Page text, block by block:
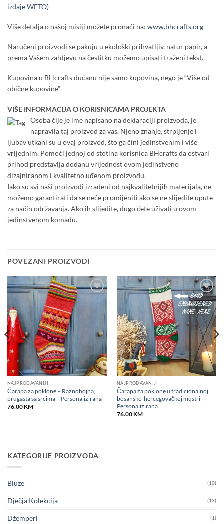
izdaje WFTO)
Više detalja o našoj misiji možete pronaći na: www.bhcrafts.org
Naručeni proizvodi se pakuju u ekološki prihvatljiv, natur papir, a
prema Vašem zahtjevu na čestitku možemo upisati traženi tekst.
Kupovina u BHcrafts dućanu nije samo kupovina, nego je “Više od
obične kupovine”
VIŠE INFORMACIJA O KORISNICAMA PROJEKTA
Osoba čije je ime napisano na deklaraciji proizvoda, je
napravila taj proizvod za vas. Njeno znanje, strpljenje i
ljubav utkani su u ovaj proizvod, što ga čini jedinstvenim i više
vrijednim. Pomoći jednoj od stotina korisnica BHcrafts da ostvari
prihod predstavlja dodanu vrijednost ovom jedinstveno
dizajniranom i kvalitetno uđenom proizvodu.
Iako su svi naši proizvodi izrađeni od najkvalitetnijih materijala, ne
možemo garantirati da se neće promijeniti ako se ne slijedite upute
za način održavanja. Ako ih slijedite, dugo ćete uživati u ovom
jedinstvenom komadu.
POVEZANI PROIZVODI
NAJPRODAVANIJI
Čarapa za poklone – Raznobojna,
prugasta sa srcima – Personalizirana
76.00 KM
Add to
wishlist
NAJPRODAVANIJI
Čarapa za poklone u tradicionalnoj,
bosansko-hercegovačkoj mustri –
Personalizirana
76.00 KM
KATEGORIJE PROIZVODA
Bluze (10)
Dječja Kolekcija (13)
Džemperi (1)